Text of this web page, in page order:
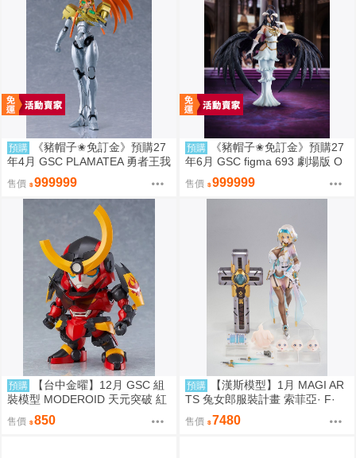
預購
《豬帽子✬免訂金》預購27
年4月 GSC PLAMATEA 勇者王我
王凱牙 獅子王凱 0906
售價 999999
預購
《豬帽子✬免訂金》預購27
年6月 GSC figma 693 劇場版 O
VERLORD 聖王國篇 雅兒貝德 0
913
售價 999999
預購
【台中金曜】12月 GSC 組
裝模型 MODEROID 天元突破 紅
蓮螺巖 紅蓮螺巖 再版 0904
售價 850
預購
【漢斯模型】1月 MAGI AR
TS 兔女郎服裝計畫 索菲亞· F·
希琳 機甲修女 亮色特別版 高峰N
adare
售價 7480